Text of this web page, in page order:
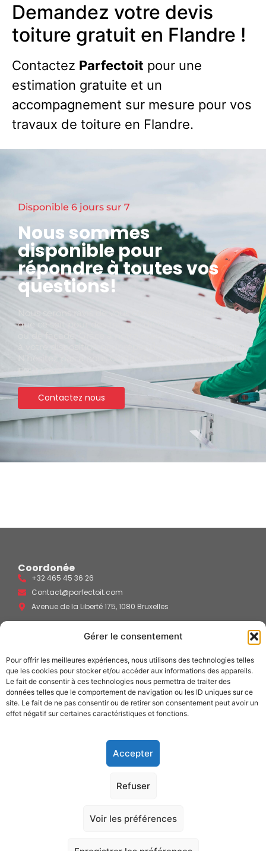
Gérer le consentement
Pour offrir les meilleures expériences, nous utilisons des technologies telles
que les cookies pour stocker et/ou accéder aux informations des appareils.
Le fait de consentir à ces technologies nous permettra de traiter des
données telles que le comportement de navigation ou les ID uniques sur ce
site. Le fait de ne pas consentir ou de retirer son consentement peut avoir un
effet négatif sur certaines caractéristiques et fonctions.
Accepter
Refuser
Voir les préférences
Demandez votre devis
toiture gratuit en Flandre !
Contactez Parfectoit pour une
estimation gratuite et un
accompagnement sur mesure pour vos
travaux de toiture en Flandre.
Disponible 6 jours sur 7
Nous sommes
disponible pour
répondre à toutes vos
questions!
Nous serons ravis de vous conseiller sur votre projet,
que ce soit pour des travaux de toiture, d'isolation
à votre disposition pour répondre à tous vos besoins.
pour vous !
Contactez nous
Coordonée
+32 465 45 36 26
Contact@parfectoit.com
Avenue de la Liberté 175, 1080 Bruxelles
Navigation rapide -
Disponibilitées
9H - 17H, Lundi - Samedi
Appelez nous dès maintenant
TOIT